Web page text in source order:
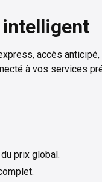
intelligent
accès
à vos services
prix global.